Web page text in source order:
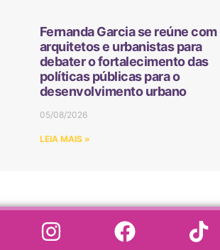
Fernanda Garcia se reúne com
arquitetos e urbanistas para
debater o fortalecimento das
políticas públicas para o
desenvolvimento urbano
05/08/2026
LEIA MAIS »